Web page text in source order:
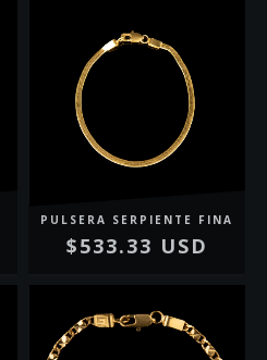
PULSERA SERPIENTE FINA
$533.33 USD